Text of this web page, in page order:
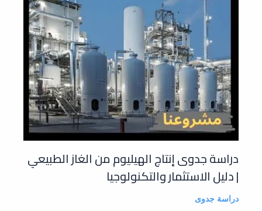
دراسة جدوى إنتاج الهيليوم من الغاز الطبيعي
| دليل الاستثمار والتكنولوجيا
دراسة جدوى